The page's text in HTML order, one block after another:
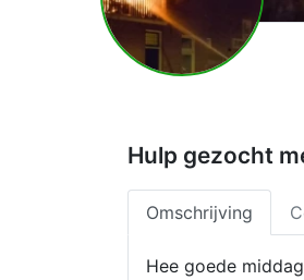
Hulp gezocht
Omschrijving
Hee goede